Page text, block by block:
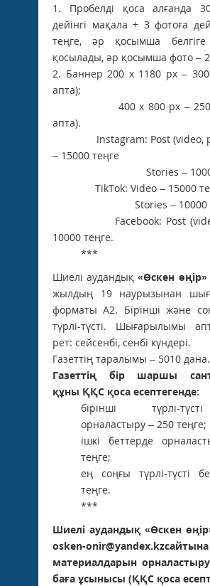
1. Пробелді қоса алғанда
дейінгі мақала + 3 фотоға
теңге, әр қосымша
қосылады, әр қосымша фото –
2. Баннер 200 х 1180 рх –
апта);
400 х 800 рх – 25000
апта).
Instagram: Post (video,
– 15000 теңге
Stories – 10000
TikTok: Video – 15000
Stories – 10000
Facebook: Post
10000 теңге.
***
Шиелі аудандық«Өскен өңір»
жылдың 19 наурызынан
форматы А2. Бірінші және
түрлі-түсті. Шығарылымы
рет: сейсенбі, сенбі күндері.
Газеттің таралымы – 5010 дана.
Газеттің бір шаршы
құны ҚҚС қоса есептегенде:
бірінші түрлі-
орналастыру – 250 теңге;
ішкі беттерде
теңге;
ең соңғы түрлі-түсті
теңге.
***
Шиелі аудандық «Өскен
osken-
материалдарын
баға ұсынысы (ҚҚС қоса